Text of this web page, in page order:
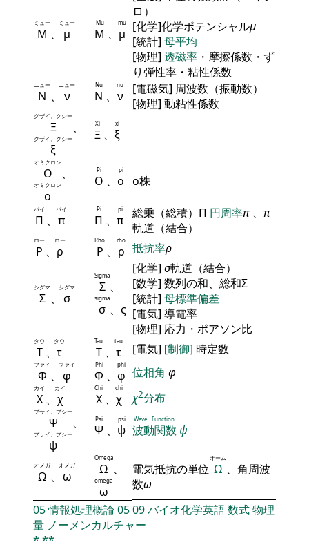
Μ
ミュー
、 μ
ミュー
Μ
Mu
、 μ
mu
ロ）
[化学]化学ポテンシャルμ
[統計] 母平均
[物理] 透磁率 ・摩擦係数・ず
り弾性率・粘性係数
Ν
ニュー
、 ν
ニュー
Ν
Nu
、 ν
nu
[電磁気] 周波数（振動数）
[物理] 動粘性係数
Ξ
グザイ、クシー
、
ξ
グザイ、クシー Ξ
Xi
、 ξ
xi
Ο
オミクロン
、
ο
オミクロン Ο
Pi
、 ο
pi
ο株
Π
パイ
、 π
パイ
Π
Pi
、 π
pi 総乗（総積）Π 円周率π 、 π
軌道（結合）
Ρ
ロー
、 ρ
ロー
Ρ
Rho
、 ρ
rho
抵抗率ρ
Σ
シグマ
、 σ
シグマ Σ
Sigma
、
σ
sigma
、ς
[化学] σ軌道（結合）
[数学] 数列の和、総和Σ
[統計] 母標準偏差
[電気] 導電率
[物理] 応力・ポアソン比
Τ
タウ
、 τ
タウ
Τ
Tau
、 τ
tau
[電気] [制御] 時定数
Φ
ファイ
、 φ
ファイ
Φ
Phi
、 φ
phi
位相角 φ
Χ
カイ
、 χ
カイ
Χ
Chi
、 χ
chi
χ2分布
Ψ
プサイ、プシー
、
ψ
プサイ、プシー Ψ
Psi
、 ψ
psi
波動関数
Wave Function
ψ
Ω
オメガ
、 ω
オメガ Ω
Omega
、
ω
omega
電気抵抗の単位 Ω
オーム
、角周波
数ω
05情報処理概論0509バイオ化学英語数式物理
量 ノーメンカルチャー
* **